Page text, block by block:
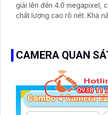
giải lên đến 4.0 megapixel,
chất lượng cao rõ nét. Khả năng xem ban đêm Full Color
CAMERA QUAN